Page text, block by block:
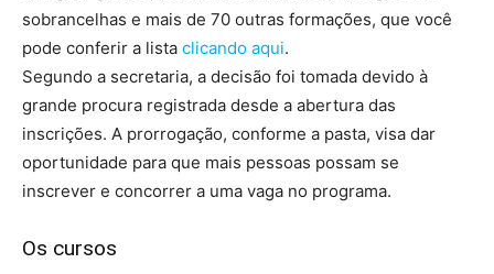
sobrancelhas e mais de 70 outras formações, que você
pode conferir a lista clicando aqui.
Segundo a secretaria, a decisão foi tomada devido à
grande procura registrada desde a abertura das
inscrições. A prorrogação, conforme a pasta, visa dar
oportunidade para que mais pessoas possam se
inscrever e concorrer a uma vaga no programa.
Os cursos